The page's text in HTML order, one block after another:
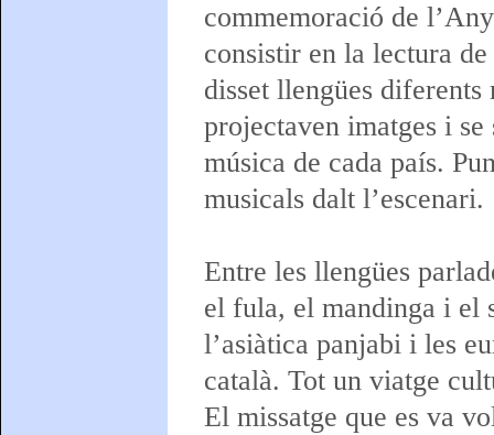
commemoració de
consistir en la lectura de
disset llengües diferents
projectaven imatges i se
música de cada país.
musicals dalt l’escenari.
Entre les llengües
el fula, el mandinga i el
l’asiàtica panjabi i les
català. Tot un viatge
El missatge que es va